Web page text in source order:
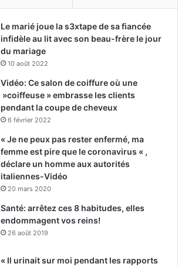
Le marié joue la s3xtape de sa fiancée
infidèle au lit avec son beau-frère le jour
du mariage
10 août 2022
Vidéo: Ce salon de coiffure où une
»coiffeuse » embrasse les clients
pendant la coupe de cheveux
6 février 2022
« Je ne peux pas rester enfermé, ma
femme est pire que le coronavirus « ,
déclare un homme aux autorités
italiennes-Vidéo
20 mars 2020
Santé: arrêtez ces 8 habitudes, elles
endommagent vos reins!
26 août 2019
« Il urinait sur moi pendant les rapports